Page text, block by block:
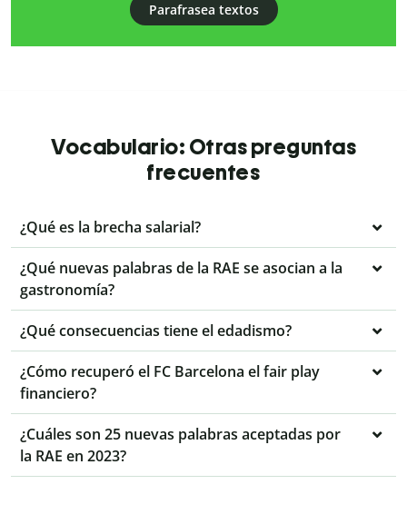
Parafrasea textos
Vocabulario: Otras preguntas
frecuentes
¿Qué es la brecha salarial?
¿Qué nuevas palabras de la RAE se asocian a la
gastronomía?
¿Qué consecuencias tiene el edadismo?
¿Cómo recuperó el FC Barcelona el fair play
financiero?
¿Cuáles son 25 nuevas palabras aceptadas por
la RAE en 2023?